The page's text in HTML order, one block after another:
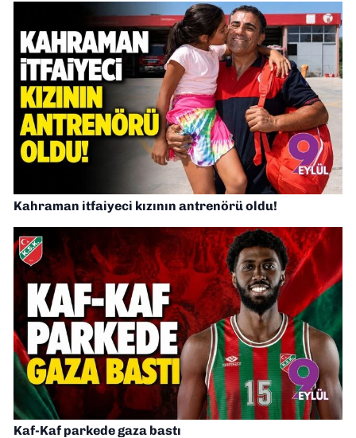
Kahraman itfaiyeci kızının antrenörü oldu!
Kaf-Kaf parkede gaza bastı